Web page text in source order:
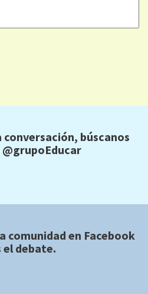
búscanos
@grupoEducar
comunidad en Facebook
debate.